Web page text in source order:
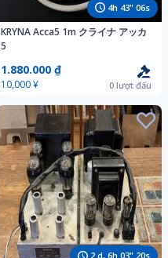
4h 43" 04s
KRYNA Acca5 1m クライナ アッカ
5
1.880.000 ₫
10,000 ¥ 0 lượt đấu
2 d, 6h 03" 18s